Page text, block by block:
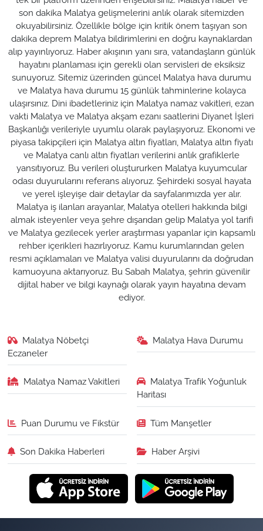
son dakika Malatya gelişmelerini anlık olarak sitemizden
okuyabilirsiniz. Özellikle bölge için kritik önem taşıyan son
dakika deprem Malatya bildirimlerini en doğru kaynaklardan
alıp yayınlıyoruz. Haber akışının yanı sıra, vatandaşların günlük
hayatını planlaması için gerekli olan servisleri de eksiksiz
sunuyoruz. Sitemiz üzerinden güncel Malatya hava durumu
ve Malatya hava durumu 15 günlük tahminlerine kolayca
ulaşırsınız. Dini ibadetleriniz için Malatya namaz vakitleri, ezan
vakti Malatya ve Malatya akşam ezanı saatlerini Diyanet İşleri
Başkanlığı verileriyle uyumlu olarak paylaşıyoruz. Ekonomi ve
piyasa takipçileri için Malatya altın fiyatları, Malatya altın fiyatı
ve Malatya canlı altın fiyatları verilerini anlık grafiklerle
yansıtıyoruz. Bu verileri oluştururken Malatya kuyumcular
odası duyurularını referans alıyoruz. Şehirdeki sosyal hayata
ve yerel işleyişe dair detaylar da sayfalarımızda yer alır.
Malatya iş ilanları arayanlar, Malatya otelleri hakkında bilgi
almak isteyenler veya şehre dışarıdan gelip Malatya yol tarifi
ve Malatya gezilecek yerler araştırması yapanlar için kapsamlı
rehber içerikleri hazırlıyoruz. Kamu kurumlarından gelen
resmi açıklamaları ve Malatya valisi duyurularını da doğrudan
kamuoyuna aktarıyoruz. Bu Sabah Malatya, şehrin güvenilir
dijital haber ve bilgi kaynağı olarak yayın hayatına devam
ediyor.
Malatya Nöbetçi
Eczaneler
Malatya Hava Durumu
Malatya Namaz Vakitleri
Malatya Trafik Yoğunluk
Haritası
Puan Durumu ve Fikstür Tüm Manşetler
Son Dakika Haberleri Haber Arşivi